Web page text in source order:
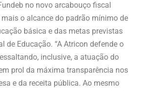
no novo arcabouço fiscal
o alcance do padrão mínimo de
básica e das metas previstas
de Educação. “A Atricon defende o
inclusive, a atuação do
prol da máxima transparência nos
e da receita pública. Ao mesmo